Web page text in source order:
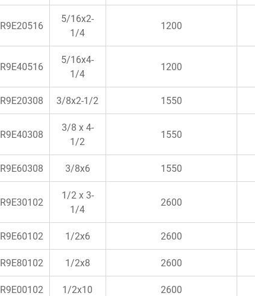
R9E20516
5/16x2-
1/4
1200
R9E40516
5/16x4-
1/4
1200
R9E20308 3/8x2-1/2 1550
R9E40308
3/8 x 4-
1/2
1550
R9E60308 3/8x6 1550
R9E30102
1/2 x 3-
1/4
2600
R9E60102 1/2x6 2600
R9E80102 1/2x8 2600
R9E00102 1/2x10 2600